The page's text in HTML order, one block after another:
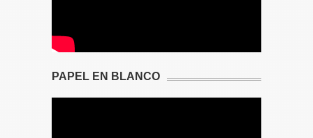
PAPEL EN BLANCO